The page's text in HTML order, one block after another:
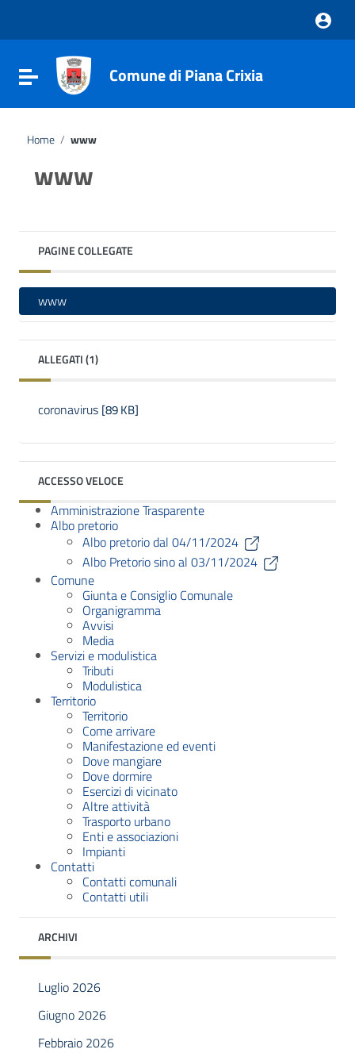
Vai al footer
Attiva / disattiva la navigazione
Comune di Piana Crixia
Home / www
www
PAGINE COLLEGATE
www
ALLEGATI (1)
coronavirus [89 KB]
ACCESSO VELOCE
Amministrazione Trasparente
Albo pretorio
Albo pretorio dal 04/11/2024
Albo Pretorio sino al 03/11/2024
Comune
Giunta e Consiglio Comunale
Organigramma
Avvisi
Media
Servizi e modulistica
Tributi
Modulistica
Territorio
Territorio
Come arrivare
Manifestazione ed eventi
Dove mangiare
Dove dormire
Esercizi di vicinato
Altre attività
Trasporto urbano
Enti e associazioni
Impianti
Contatti
Contatti comunali
Contatti utili
ARCHIVI
Luglio 2026
Giugno 2026
Febbraio 2026